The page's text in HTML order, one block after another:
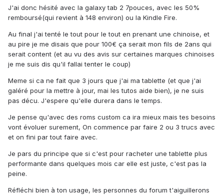
J'ai donc hésité avec la galaxy tab 2 7pouces, avec les 50%
remboursé(qui revient à 148 environ) ou la Kindle Fire.
Au final j'ai tenté le tout pour le tout en prenant une chinoise, et
au pire je me disais que pour 100€ ça serait mon fils de 2ans qui
serait content (et au vu des avis sur certaines marques chinoises
je me suis dis qu'il fallai tenter le coup)
Meme si ca ne fait que 3 jours que j'ai ma tablette (et que j'ai
galéré pour la mettre à jour, mai les tutos aide bien), je ne suis
pas décu. J'espere qu'elle durera dans le temps.
Je pense qu'avec des roms custom ca ira mieux mais tes besoins
vont évoluer surement, On commence par faire 2 ou 3 trucs avec
et on fini par tout faire avec.
Je pars du principe que si c'est pour racheter une tablette plus
performante dans quelques mois car elle est juste, c'est pas la
peine.
Réfléchi bien à ton usage, les personnes du forum t'aiguillerons